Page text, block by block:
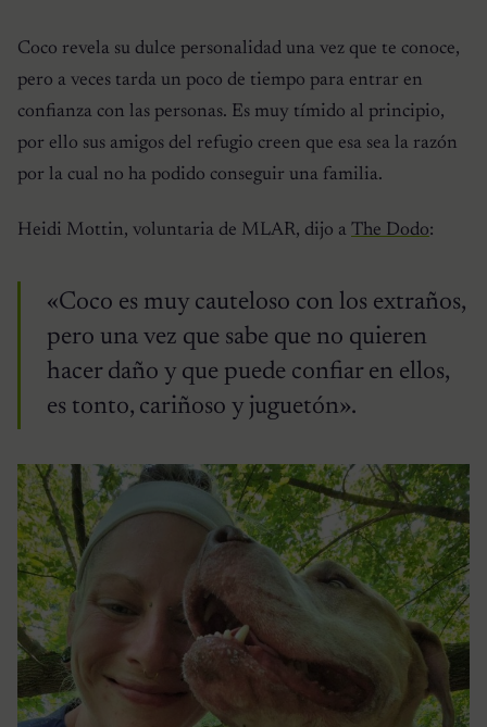
Coco revela su dulce personalidad una vez que te conoce,
pero a veces tarda un poco de tiempo para entrar en
confianza con las personas. Es muy tímido al principio,
por ello sus amigos del refugio creen que esa sea la razón
por la cual no ha podido conseguir una familia.
Heidi Mottin, voluntaria de MLAR, dijo a The Dodo:
«Coco es muy cauteloso con los extraños,
pero una vez que sabe que no quieren
hacer daño y que puede confiar en ellos,
es tonto, cariñoso y juguetón».